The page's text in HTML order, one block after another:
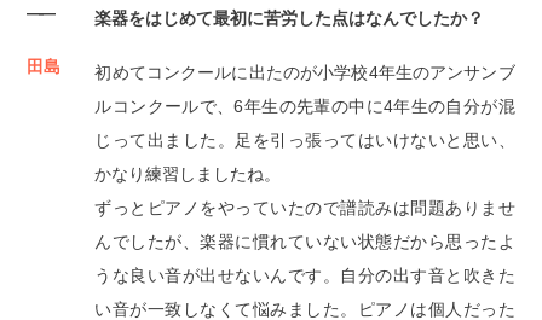
―― 楽器をはじめて最初に苦労した点はなんでしたか？
田島
初めてコンクールに出たのが小学校4年生のアンサンブ
ルコンクールで、6年生の先輩の中に4年生の自分が混
じって出ました。足を引っ張ってはいけないと思い、
かなり練習しましたね。
ずっとピアノをやっていたので譜読みは問題ありませ
んでしたが、楽器に慣れていない状態だから思ったよ
うな良い音が出せないんです。自分の出す音と吹きた
い音が一致しなくて悩みました。ピアノは個人だった